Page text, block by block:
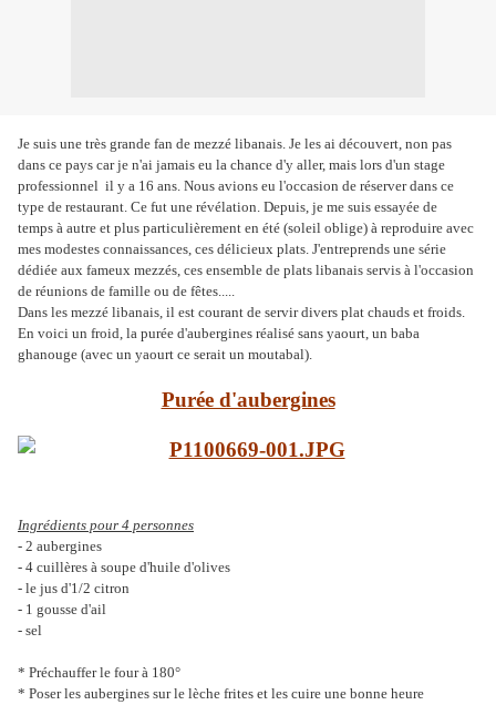
Je suis une très grande fan de mezzé libanais. Je les ai découvert, non pas
dans ce pays car je n'ai jamais eu la chance d'y aller, mais lors d'un stage
professionnel il y a 16 ans. Nous avions eu l'occasion de réserver dans ce
type de restaurant. Ce fut une révélation. Depuis, je me suis essayée de
temps à autre et plus particulièrement en été (soleil oblige) à reproduire avec
mes modestes connaissances, ces délicieux plats. J'entreprends une série
dédiée aux fameux mezzés, ces ensemble de plats libanais servis à l'occasion
de réunions de famille ou de fêtes.....
Dans les mezzé libanais, il est courant de servir divers plat chauds et froids.
En voici un froid, la purée d'aubergines réalisé sans yaourt, un baba
ghanouge (avec un yaourt ce serait un moutabal).
Purée d'aubergines
Ingrédients pour 4 personnes
- 2 aubergines
- 4 cuillères à soupe d'huile d'olives
- le jus d'1/2 citron
- 1 gousse d'ail
- sel
* Préchauffer le four à 180°
* Poser les aubergines sur le lèche frites et les cuire une bonne heure